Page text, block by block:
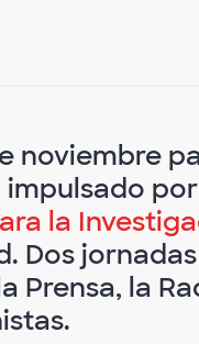
noviembre
por
la
Dos
Prensa, la